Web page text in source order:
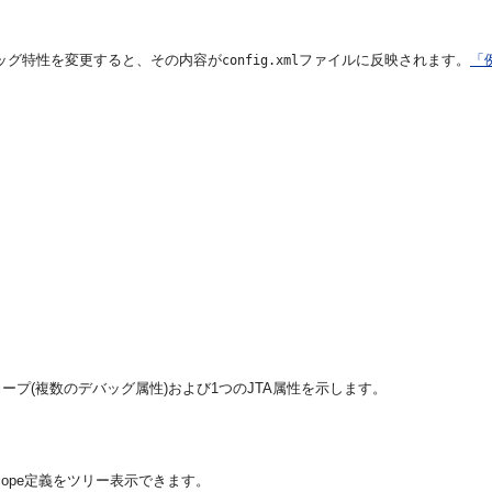
グ特性を変更すると、その内容がconfig.xmlファイルに反映されます。 「
プ(複数のデバッグ属性)および1つのJTA属性を示します。
定義をツリー表示できます。